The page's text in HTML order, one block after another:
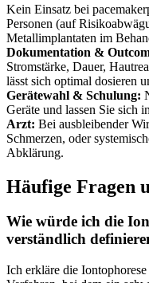
Kein Einsatz bei
Personen (auf
Metallimplantaten im
Dokumentation &
Stromstärke, Dauer,
lässt sich optimal dosieren
Gerätewahl &⁣ Schulung:
Geräte und lassen Sie sich
Arzt: Bei ausbleibender‌
Schmerzen, oder
Abklärung.
Häufige Fragen
Wie würde ich die
verständlich
Ich erkläre die